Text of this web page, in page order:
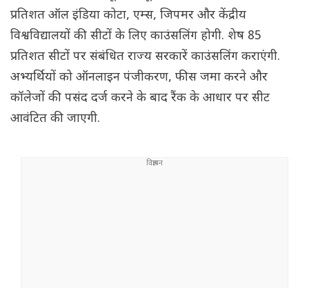
प्रतिशत ऑल इंडिया कोटा, एम्स, जिपमर और केंद्रीय
विश्वविद्यालयों की सीटों के लिए काउंसलिंग होगी. शेष 85
प्रतिशत सीटों पर संबंधित राज्य सरकारें काउंसलिंग कराएंगी.
अभ्यर्थियों को ऑनलाइन पंजीकरण, फीस जमा करने और
कॉलेजों की पसंद दर्ज करने के बाद रैंक के आधार पर सीट
आवंटित की जाएगी.